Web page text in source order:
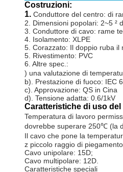
Costruzioni:
1. Conduttore del centro: di
2. Dimensioni popolari: 2~5 ²
3. Conduttore di cavo: rame
4. Isolamento: XLPE
5. Corazzato: Il doppio ruba il
5. Rivestimento: PVC
6. Altre spec.:
) una valutazione di
b). Prestazione di fuoco: IEC
c). Approvazione: QS in Cina
d). Tensione adatta: 0.6/1kV
Caratteristiche di uso del
Temperatura di lavoro
dovrebbe superare 250℃ (la
Il cavo che pone la
z piccolo raggio di
Cavo unipolare: 15D;
Cavo multipolare: 12D.
Caratteristiche speciali